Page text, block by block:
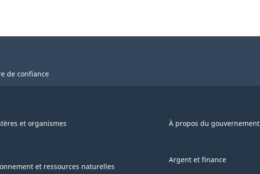
de confiance
et organismes À propos du gouvernement
et ressources naturelles
Argent et finance